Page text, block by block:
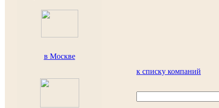
в Москве
к списку компаний